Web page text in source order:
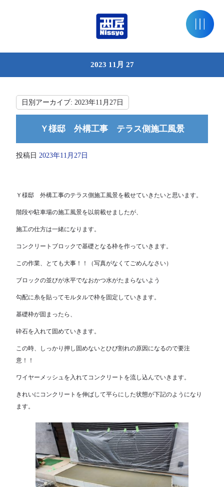
2023 11月 27
日別アーカイブ:2023年11月27日
Ｙ様邸 外構工事 テラス側施工風景
投稿日 2023年11月27日
Ｙ様邸 外構工事のテラス側施工風景を載せていきたいと思います。
階段や駐車場の施工風景を以前載せましたが、
施工の仕方は一緒になります。
コンクリートブロックで基礎となる枠を作っていきます。
この作業、とても大事！！（写真がなくてごめんなさい）
ブロックの並びが水平でなおかつ水がたまらないよう
勾配に糸を貼ってモルタルで枠を固定していきます。
基礎枠が固まったら、
砕石を入れて固めていきます。
この時、しっかり押し固めないとひび割れの原因になるので要注
意！！
ワイヤーメッシュを入れてコンクリートを流し込んでいきます。
きれいにコンクリートを伸ばして平らにした状態が下記のようになり
ます。